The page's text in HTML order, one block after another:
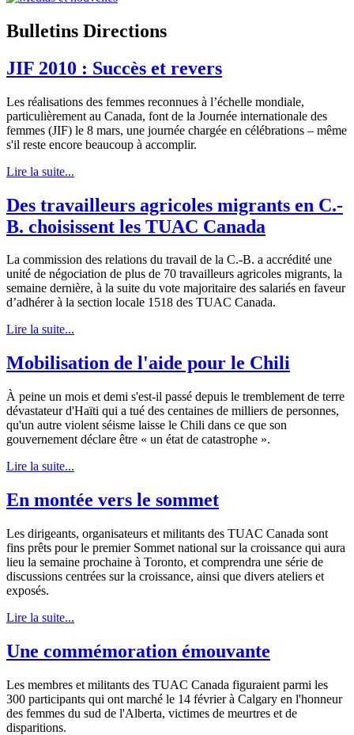
Bulletins Directions
JIF 2010 : Succès et revers
Les réalisations des femmes reconnues à l’échelle mondiale,
particulièrement au Canada, font de la Journée internationale des
femmes (JIF) le 8 mars, une journée chargée en célébrations – même
s'il reste encore beaucoup à accomplir.
Lire la suite...
Des travailleurs agricoles migrants en C.-
B. choisissent les TUAC Canada
La commission des relations du travail de la C.-B. a accrédité une
unité de négociation de plus de 70 travailleurs agricoles migrants, la
semaine dernière, à la suite du vote majoritaire des salariés en faveur
d’adhérer à la section locale 1518 des TUAC Canada.
Lire la suite...
Mobilisation de l'aide pour le Chili
À peine un mois et demi s'est-il passé depuis le tremblement de terre
dévastateur d'Haïti qui a tué des centaines de milliers de personnes,
qu'un autre violent séisme laisse le Chili dans ce que son
gouvernement déclare être « un état de catastrophe ».
Lire la suite...
En montée vers le sommet
Les dirigeants, organisateurs et militants des TUAC Canada sont
fins prêts pour le premier Sommet national sur la croissance qui aura
lieu la semaine prochaine à Toronto, et comprendra une série de
discussions centrées sur la croissance, ainsi que divers ateliers et
exposés.
Lire la suite...
Une commémoration émouvante
Les membres et militants des TUAC Canada figuraient parmi les
300 participants qui ont marché le 14 février à Calgary en l'honneur
des femmes du sud de l'Alberta, victimes de meurtres et de
disparitions.